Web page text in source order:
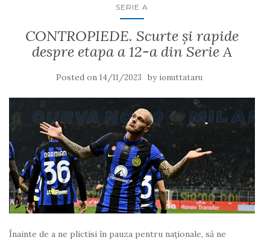
SERIE A
CONTROPIEDE. Scurte și rapide
despre etapa a 12-a din Serie A
Posted on 14/11/2023 by ionuttataru
Înainte de a ne plictisi în pauza pentru naționale, să ne